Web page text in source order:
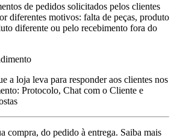
de pedidos solicitados pelos clientes
diferentes motivos: falta de peças, produto
diferente ou pelo recebimento fora do
a loja leva para responder aos clientes nos
Protocolo, Chat com o Cliente e
compra, do pedido à entrega. Saiba mais